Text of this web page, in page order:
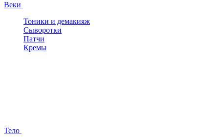
Веки
Тоники и демакияж
Сыворотки
Патчи
Кремы
Тело